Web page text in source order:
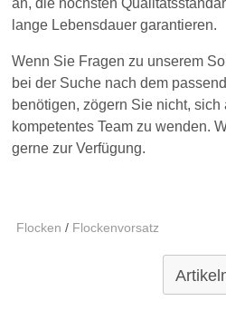
an, die höchsten
lange Lebensdauer garantieren.
Wenn Sie Fragen zu unserem
bei der Suche nach dem
benötigen, zögern Sie nicht,
kompetentes Team zu wenden.
gerne zur Verfügung.
Flocken / Flockenvorsatz